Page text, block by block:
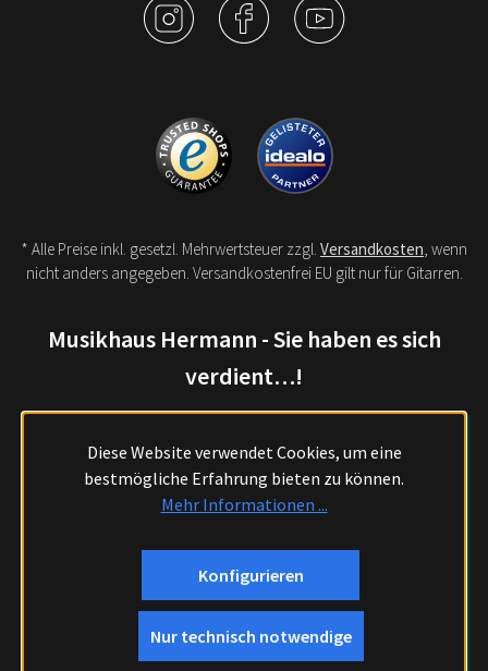
* Alle Preise inkl. gesetzl. Mehrwertsteuer zzgl. Versandkosten, wenn
nicht anders angegeben. Versandkostenfrei EU gilt nur für Gitarren.
Musikhaus Hermann - Sie haben es sich
verdient…!
Diese Website verwendet Cookies, um eine
bestmögliche Erfahrung bieten zu können.
Mehr Informationen ...
Nur technisch notwendige
Konfigurieren